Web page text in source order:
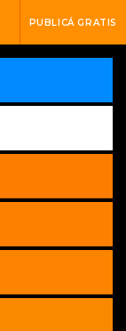
PUBLICÁ GRATIS